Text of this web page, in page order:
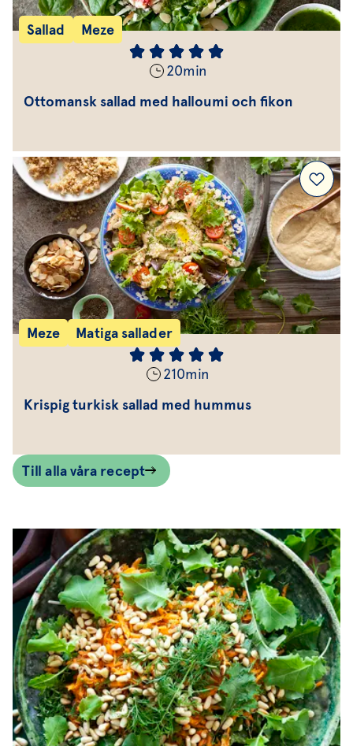
Sallad Meze
20min
Ottomansk sallad med halloumi och fikon
Meze Matiga sallader
210min
Krispig turkisk sallad med hummus
Till alla våra recept